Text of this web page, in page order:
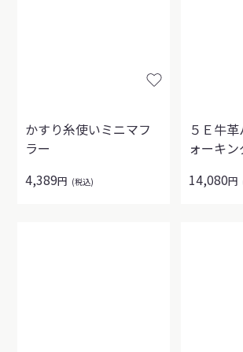
かすり糸使いミニマフ
ラー
4,389円 (税込)
５Ｅ牛
ォーキ
14,080円